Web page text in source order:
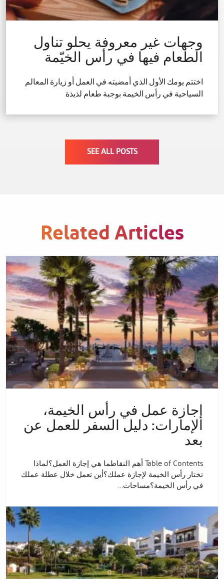
وجهات غير معروفة يحلو تناول
الطعام فيها في رأس الخيّمة
اختتم يومك الأول الذي أمضيته في العمل أو زيارة المعالم
السياحية في رأس الخيمة بوجبة طعام لذيذة
SEE ALL POSTS
Related Articles
إجازة عمل في رأس الخيمة،
الإمارات: دليل السفر للعمل عن
بعد
Table of Contents أهم النقاطما هي إجازة العمل؟لماذا
تختار رأس الخيمة لإجازة عملك؟أين تعمل خلال عطلة عملك
في رأس الخيمة؟مساحات…